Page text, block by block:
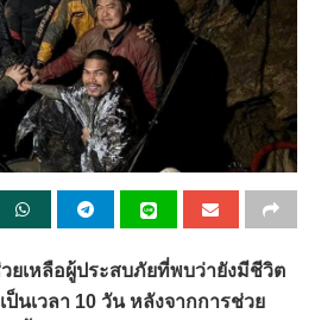
ยเหลือผู้ประสบภัยที่พบว่ายังมีชีวิต
นเวลา 10 วัน หลังจากการช่วย